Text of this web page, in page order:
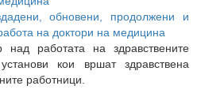
обновени, продолжени и
на доктори на медицина
над работата на здравствените
кои вршат здравствена
работници.